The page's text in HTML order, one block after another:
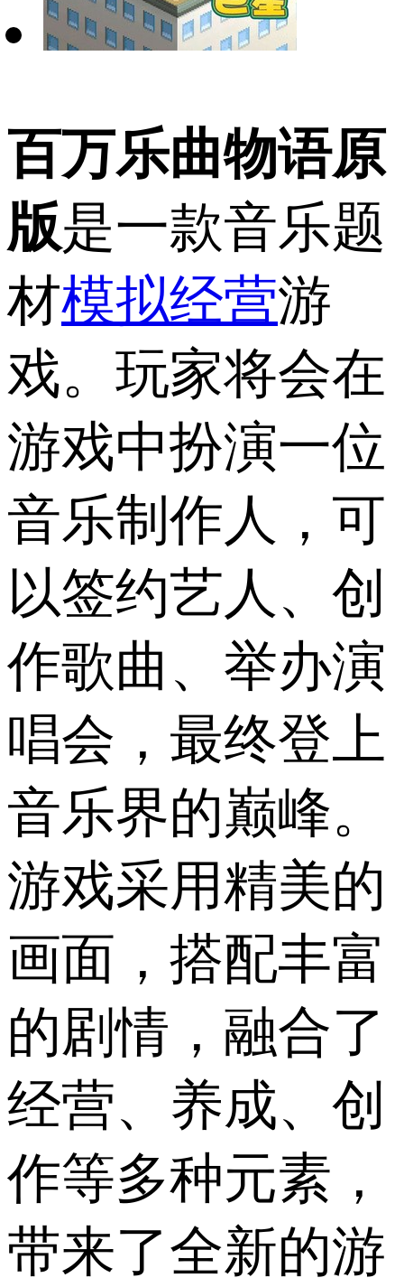
百万乐曲物语原
版是一款音乐题
材模拟经营游
戏。玩家将会在
游戏中扮演一位
音乐制作人，可
以签约艺人、创
作歌曲、举办演
唱会，最终登上
音乐界的巅峰。
游戏采用精美的
画面，搭配丰富
的剧情，融合了
经营、养成、创
作等多种元素，
带来了全新的游